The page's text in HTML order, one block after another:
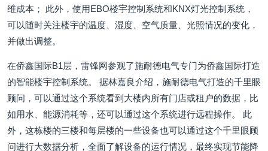
维成本； 此外，使用EBO楼宇控制系统和KNX灯光控制系统，
可以随时关注楼宇的温度、湿度、空气质量、光照情况的变化，
并做出调整。
在侨鑫国际B1层，雷锋网参观了施耐德电气专门为侨鑫国际打造
的智能楼宇控制系统。 据林嘉良介绍，施耐德电气打造的千里眼
顾问，可以通过这个系统看到大楼内所有门店或租户的数据，比
如用水、能源消耗等，还可以通过这个系统进行远程操作。 此
外，这栋楼的三楼和每层楼的一些设备也可以通过这个千里眼顾
问进行大数据分析，全面了解设备的运行情况，最终实现节能降